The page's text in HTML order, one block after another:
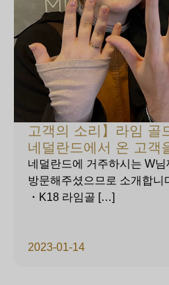
고객의 소리】라임 골
네덜란드에서 온 고객
2023-01-14
네덜란드에 거주하시는 W
방문해주셨으므로 소개합니
・K18 라임골 […]